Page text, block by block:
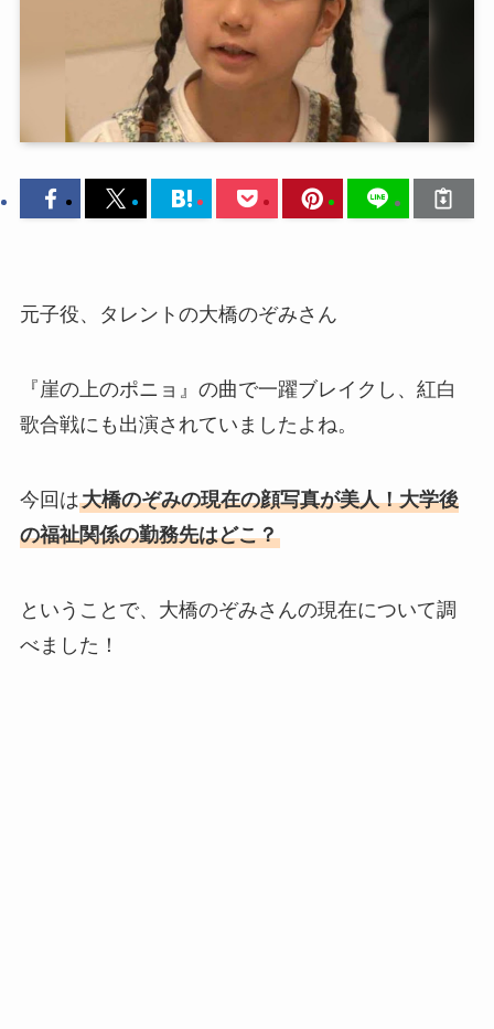
元子役、タレントの大橋のぞみさん
『崖の上のポニョ』の曲で一躍ブレイクし、紅白
歌合戦にも出演されていましたよね。
今回は大橋のぞみの現在の顔写真が美人！大学後
の福祉関係の勤務先はどこ？
ということで、大橋のぞみさんの現在について調
べました！